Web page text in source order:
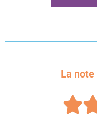
La
